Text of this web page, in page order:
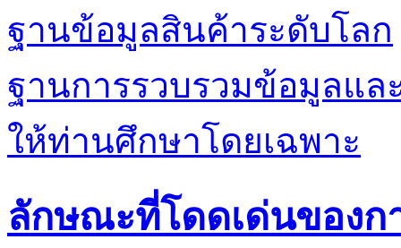
ฐานข้อมูลสินค้าระดับโลก
ฐานการรวบรวมข้อมูลแล
ให้ท่านศึกษาโดยเฉพาะ
ลักษณะที่โดดเด่นของก